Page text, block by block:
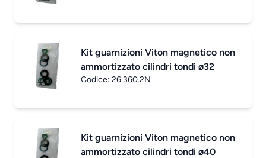
Kit guarnizioni Viton magnetico non
ammortizzato cilindri tondi ø32
Codice: 26.360.2N
Kit guarnizioni Viton magnetico non
ammortizzato cilindri tondi ø40